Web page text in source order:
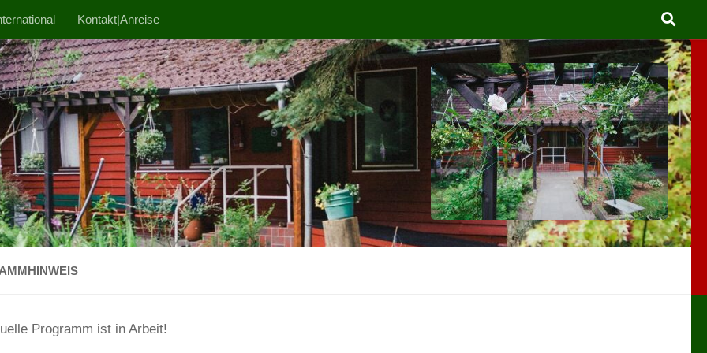
Kontakt|Anreise
Programm ist in Arbeit!